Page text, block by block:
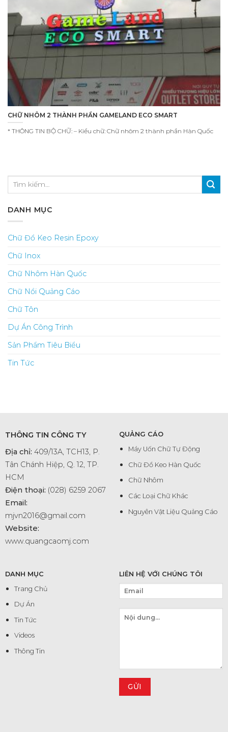
CHỮ NHÔM 2 THÀNH PHẦN GAMELAND ECO SMART
* THÔNG TIN BỘ CHỮ: – Kiểu chữ: Chữ nhôm 2 thành phần Hàn Quốc
DANH MỤC
Chữ Đổ Keo Resin Epoxy
Chữ Inox
Chữ Nhôm Hàn Quốc
Chữ Nổi Quảng Cáo
Chữ Tôn
Dự Án Công Trình
Sản Phẩm Tiêu Biểu
Tin Tức
THÔNG TIN CÔNG TY
Địa chỉ: 409/13A, TCH13, P.
Tân Chánh Hiệp, Q. 12, TP.
HCM
Điện thoại: (028) 6259 2067
Email:
mjvn2016@gmail.com
Website:
www.quangcaomj.com
QUẢNG CÁO
Máy Uốn Chữ Tự Động
Chữ Đổ Keo Hàn Quốc
Chữ Nhôm
Các Loại Chữ Khác
Nguyên Vật Liệu Quảng Cáo
DANH MỤC
Trang Chủ
Dự Án
Tin Tức
Videos
Thông Tin
LIÊN HỆ VỚI CHÚNG TÔI